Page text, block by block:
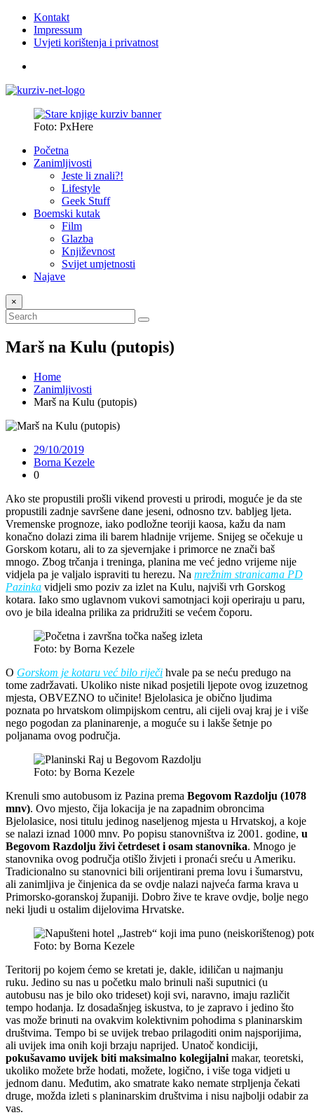
Kontakt
Impressum
Uvjeti korištenja i privatnost
Foto: PxHere
Početna
Zanimljivosti
Jeste li znali?!
Lifestyle
Geek Stuff
Boemski kutak
Film
Glazba
Književnost
Svijet umjetnosti
Najave
×
Marš na Kulu (putopis)
Home
Zanimljivosti
Marš na Kulu (putopis)
29/10/2019
Borna Kezele
0
Ako ste propustili prošli vikend provesti u prirodi, moguće je da ste
propustili zadnje savršene dane jeseni, odnosno tzv. babljeg ljeta.
Vremenske prognoze, iako podložne teoriji kaosa, kažu da nam
konačno dolazi zima ili barem hladnije vrijeme. Snijeg se očekuje u
Gorskom kotaru, ali to za sjevernjake i primorce ne znači baš
mnogo. Zbog trčanja i treninga, planina me već jedno vrijeme nije
vidjela pa je valjalo ispraviti tu herezu. Na mrežnim stranicama PD
Pazinka vidjeli smo poziv za izlet na Kulu, najviši vrh Gorskog
kotara. Iako smo uglavnom vukovi samotnjaci koji operiraju u paru,
ovo je bila idealna prilika za pridružiti se većem čoporu.
Foto: by Borna Kezele
O Gorskom je kotaru već bilo riječi hvale pa se neću predugo na
tome zadržavati. Ukoliko niste nikad posjetili ljepote ovog izuzetnog
mjesta, OBVEZNO to učinite! Bjelolasica je obično ljudima
poznata po hrvatskom olimpijskom centru, ali cijeli ovaj kraj je i više
nego pogodan za planinarenje, a moguće su i lakše šetnje po
poljanama ovog područja.
Foto: by Borna Kezele
Krenuli smo autobusom iz Pazina prema Begovom Razdolju (1078
mnv). Ovo mjesto, čija lokacija je na zapadnim obroncima
Bjelolasice, nosi titulu jedinog naseljenog mjesta u Hrvatskoj, a koje
se nalazi iznad 1000 mnv. Po popisu stanovništva iz 2001. godine, u
Begovom Razdolju živi četrdeset i osam stanovnika. Mnogo je
stanovnika ovog područja otišlo živjeti i pronaći sreću u Ameriku.
Tradicionalno su stanovnici bili orijentirani prema lovu i šumarstvu,
ali zanimljiva je činjenica da se ovdje nalazi najveća farma krava u
Primorsko-goranskoj županiji. Dobro žive te krave ovdje, bolje nego
neki ljudi u ostalim dijelovima Hrvatske.
Foto: by Borna Kezele
Teritorij po kojem ćemo se kretati je, dakle, idiličan u najmanju
ruku. Jedino su nas u početku malo brinuli naši suputnici (u
autobusu nas je bilo oko trideset) koji svi, naravno, imaju različit
tempo hodanja. Iz dosadašnjeg iskustva, to je zapravo i jedino što
vas može brinuti na ovakvim kolektivnim pohodima s planinarskim
društvima. Tempo bi se uvijek trebao prilagoditi onim najsporijima,
ali uvijek ima onih koji brzaju naprijed. Unatoč kondiciji,
pokušavamo uvijek biti maksimalno kolegijalni makar, teoretski,
ukoliko možete brže hodati, možete, logično, i više toga vidjeti u
jednom danu. Međutim, ako smatrate kako nemate strpljenja čekati
druge, možda izleti s planinarskim društvima i nisu najbolji odabir za
vas.